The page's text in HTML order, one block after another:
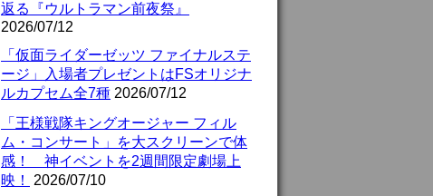
返る『ウルトラマン前夜祭』
2026/07/12
「仮面ライダーゼッツ ファイナルステ
ージ」入場者プレゼントはFSオリジナ
ルカプセム全7種 2026/07/12
「王様戦隊キングオージャー フィル
ム・コンサート」を大スクリーンで体
感！ 神イベントを2週間限定劇場上
映！
2026/07/10